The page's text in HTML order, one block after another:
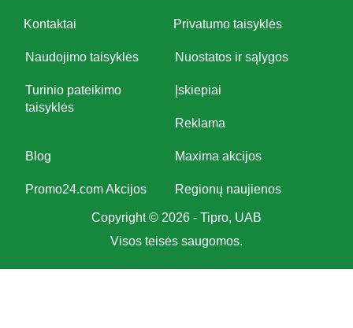
Kontaktai Privatumo taisyklės
Naudojimo taisyklės Nuostatos ir sąlygos
Turinio pateikimo
taisyklės
Įskiepiai
Reklama
Blog Maxima akcijos
Promo24.com Akcijos Regionų naujienos
Copyright © 2026 - Tipro, UAB
Visos teisės saugomos.